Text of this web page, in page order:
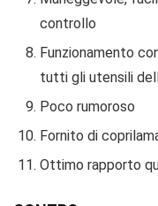
controllo
Funzionamento
tutti gli utensili
Poco rumoroso
Fornito di
Ottimo rapporto